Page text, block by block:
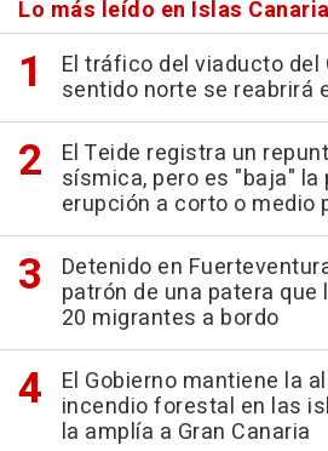
Lo más leído en Islas
El tráfico del viaducto del
sentido norte se reabrirá
El Teide registra un
sísmica, pero es "baja" la
erupción a corto o medio
Detenido en
patrón de una patera que
20 migrantes a bordo
El Gobierno mantiene la
incendio forestal en las
la amplía a Gran Canaria